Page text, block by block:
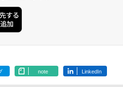
note LinkedIn